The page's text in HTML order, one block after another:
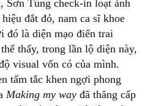
Sơn Tùng check-in loạt ảnh
đắt đỏ, nam ca sĩ khoe
đó là diện mạo điển trai
thấy, trong lần lộ diện này,
visual vốn có của mình.
tấm tắc khen ngợi phong
Making my way đã thăng cấp